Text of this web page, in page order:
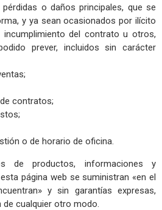
o daños principales, que se
y ya sean ocasionados por ilícito
incumplimiento del contrato u otros,
prever, incluidos sin carácter
contratos;
o de horario de oficina.
de productos, informaciones y
página web se suministran «en el
y sin garantías expresas,
de cualquier otro modo.